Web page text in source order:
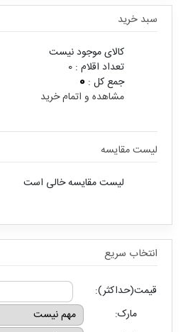
سبد خرید
کالای موجود نیست
تعداد اقلام : 0
جمع کل : 0
مشاهده و اتمام خرید
لیست مقایسه
لیست مقایسه خالی است
انتخاب سريع
قیمت(حداکثر):
مارک: